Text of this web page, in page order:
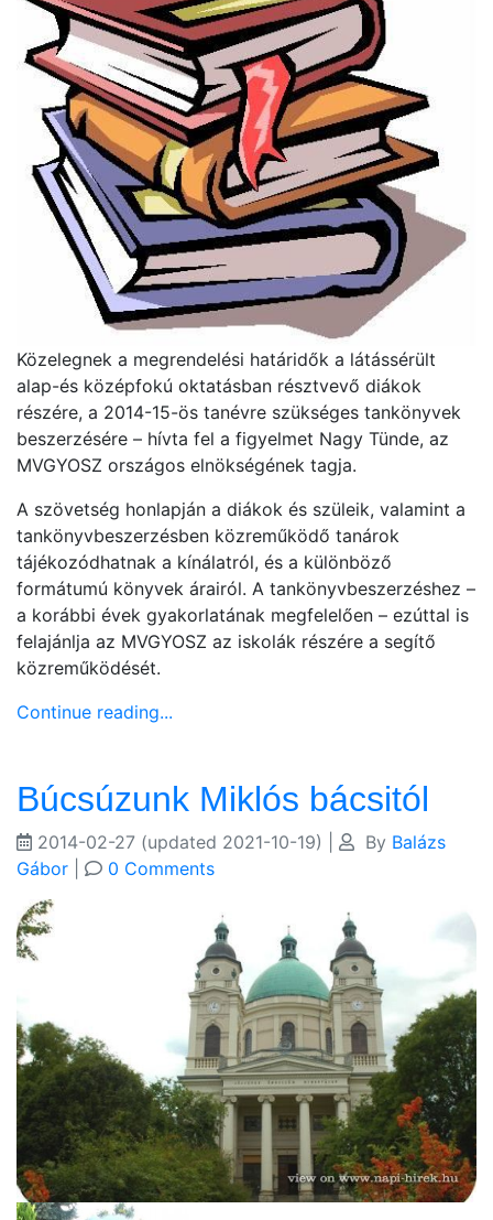
Közelegnek a megrendelési határidők a látássérült
alap-és középfokú oktatásban résztvevő diákok
részére, a 2014-15-ös tanévre szükséges tankönyvek
beszerzésére – hívta fel a figyelmet Nagy Tünde, az
MVGYOSZ országos elnökségének tagja.
A szövetség honlapján a diákok és szüleik, valamint a
tankönyvbeszerzésben közreműködő tanárok
tájékozódhatnak a kínálatról, és a különböző
formátumú könyvek árairól. A tankönyvbeszerzéshez –
a korábbi évek gyakorlatának megfelelően – ezúttal is
felajánlja az MVGYOSZ az iskolák részére a segítő
közreműködését.
Continue reading...
Búcsúzunk Miklós bácsitól
2014-02-27 (updated 2021-10-19) By Balázs
Gábor
0 Comments